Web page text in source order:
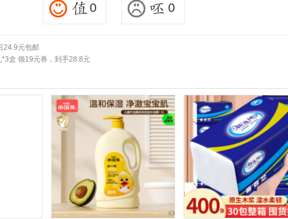
0 0
24.9元包邮
盒 领19元券，到手28.8元